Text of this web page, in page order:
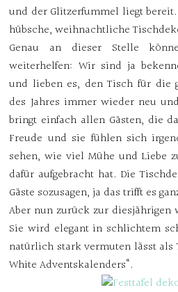
und der Glitzerfummel liegt
hübsche, weihnachtliche
Genau an dieser Stelle
weiterhelfen: Wir sind ja
und lieben es, den Tisch für die
des Jahres immer wieder neu
bringt einfach allen Gästen, die
Freude und sie fühlen sich
sehen, wie viel Mühe und Liebe
dafür aufgebracht hat. Die
Gäste sozusagen, ja das trifft es
Aber nun zurück zur diesjährigen
Sie wird elegant in schlichtem
natürlich stark vermuten lässt als
White Adventskalenders“.